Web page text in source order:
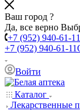
Ваш город ?
Да, все верно
+7 (952) 940-61-11
+7 (952) 940-61-11
Войти
Каталог
Лекарственные